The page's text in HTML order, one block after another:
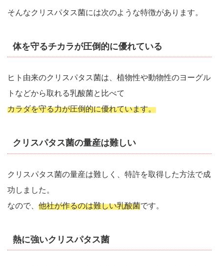
そんなクリスパタス菌には次のような特徴があります。
体を守るチカラが圧倒的に優れている
ヒト由来のクリスパタス菌は、植物性や動物性のヨーグル
トなどから取れる乳酸菌と比べて
カラダを守る力が圧倒的に優れています。
クリスパタス菌の量産は難しい
クリスパタス菌の量産は難しく、特許を取得した方法で成
功しました。
なので、 他社が作るのは難しい乳酸菌です。
熱に強いクリスパタス菌